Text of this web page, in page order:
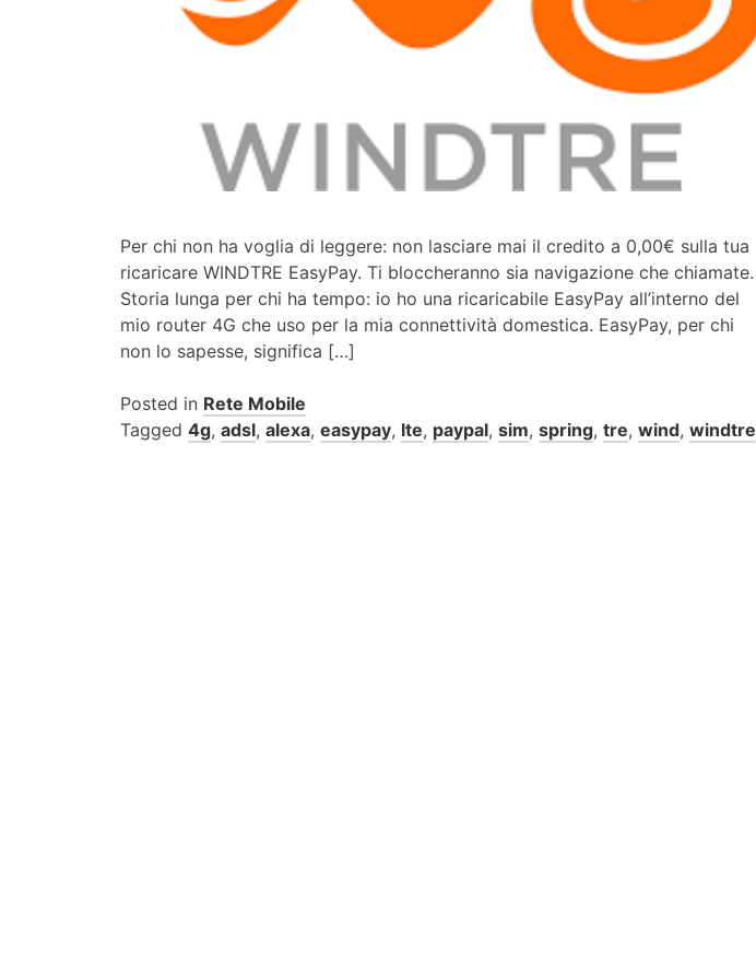
Per chi non ha voglia di leggere: non lasciare mai il credito a 0,00€ sulla tua
ricaricare WINDTRE EasyPay. Ti bloccheranno sia navigazione che chiamate.
Storia lunga per chi ha tempo: io ho una ricaricabile EasyPay all’interno del
mio router 4G che uso per la mia connettività domestica. EasyPay, per chi
non lo sapesse, significa […]
Posted in Rete Mobile
Tagged 4g, adsl, alexa, easypay, lte, paypal, sim, spring, tre, wind, windtre